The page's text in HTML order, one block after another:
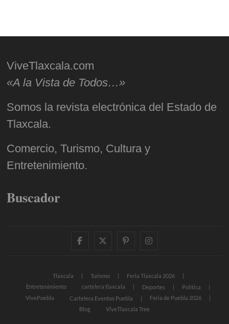
ViveTlaxcala.com
«A la Vista de Todos…»
Somos la revista electrónica del Estado de
Tlaxcala.
Comercio, Turismo, Cultura y
Entretenimiento.
Buscador
facebooktwitter
pinterestinstagram
Tlaxcala Turismo
Feria Tlaxcala 2026
Entretenimiento
cartelera tlaxcala Deportes
Política
VivePuebla
Cartelera Eventos Puebla
Feria de Puebla 2026
Blog
ViveTlaxcala Tree